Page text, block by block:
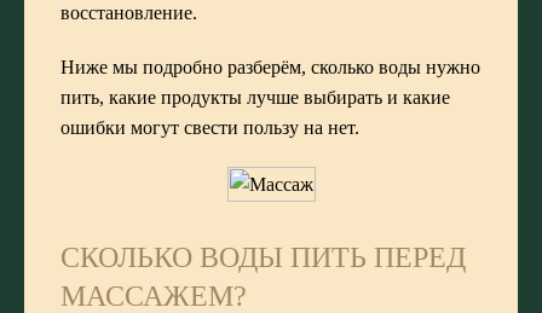
восстановление.
Ниже мы подробно разберём, сколько воды нужно
пить, какие продукты лучше выбирать и какие
ошибки могут свести пользу на нет.
СКОЛЬКО ВОДЫ ПИТЬ ПЕРЕД
МАССАЖЕМ?